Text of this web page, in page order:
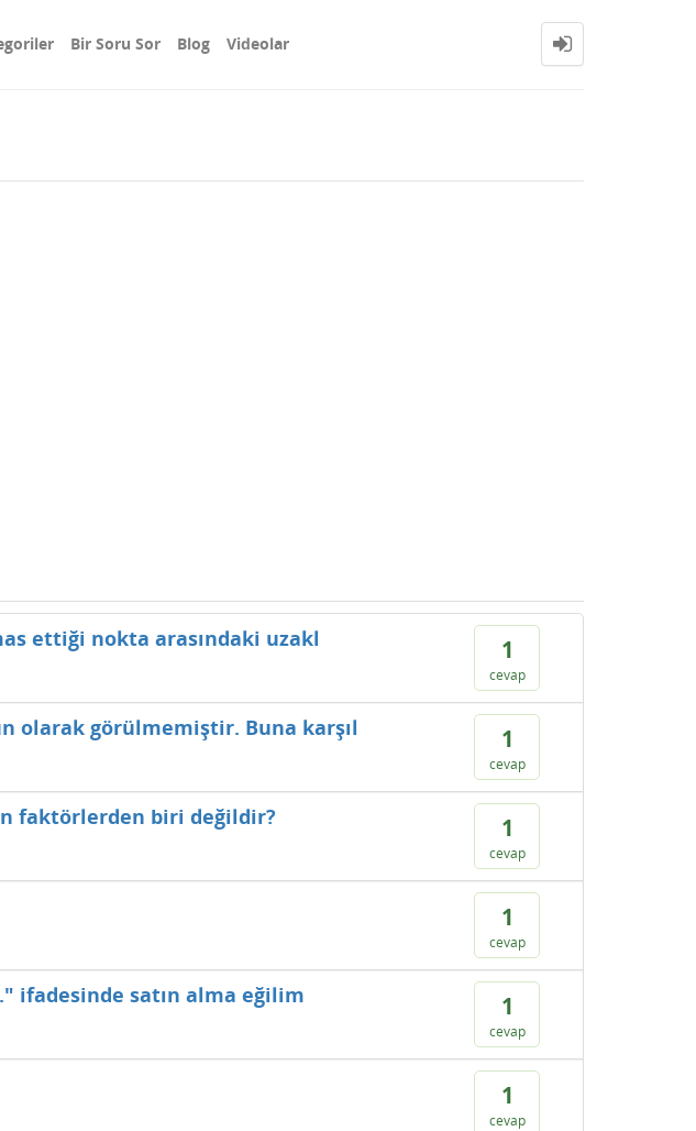
Bir Soru Sor Blog Videolar
1
cevap
ettiği nokta arasındaki uzakl
1
cevap
olarak görülmemiştir. Buna karşıl
1
cevap
faktörlerden biri değildir?
1
cevap
1
cevap
ifadesinde satın alma eğilim
1
cevap